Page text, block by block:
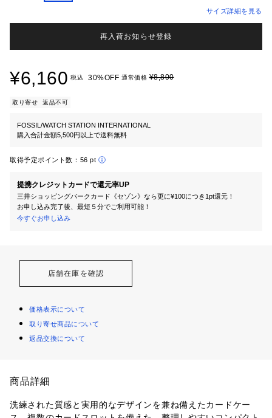
サイズ詳細を見る
再入荷お知らせ登録
¥6,160 税込 30%OFF 通常価格¥8,800
取り寄せ 返品不可
FOSSIL/WATCH STATION INTERNATIONAL
購入合計金額5,500円以上で送料無料
取得予定ポイント数： 56 pt
提携クレジットカードで還元率UP
三井ショッピングパークカード《セゾン》なら更に¥100につき1pt還元！
お申し込み完了後、最短５分でご利用可能！
今すぐお申し込み
店舗在庫を確認
価格表示について
取り寄せ商品について
返品交換について
商品詳細
洗練された質感と実用的なデザインを兼ね備えたカードケー